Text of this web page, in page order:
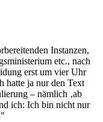
Instanzen,
etc., nach
erst um vier Uhr
hatte ja nur den Text
– nämlich ‚ab
ich: Ich bin nicht nur